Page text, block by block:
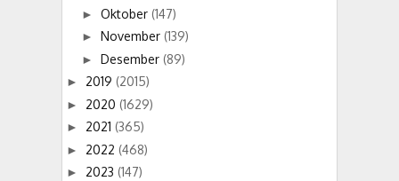
► Oktober (147)
► November (139)
► Desember (89)
► 2019 (2015)
► 2020 (1629)
► 2021 (365)
► 2022 (468)
► 2023 (147)